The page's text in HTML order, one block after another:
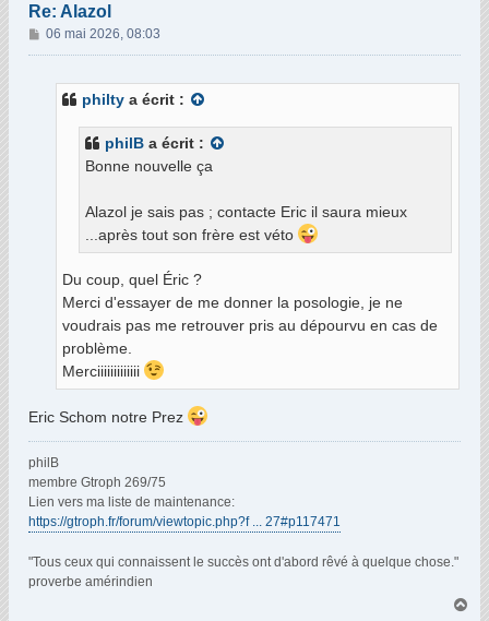
Re: Alazol
M
e
06 mai 2026, 08:03
philty a écrit :
philB a écrit :
Bonne nouvelle ça
Alazol je sais pas ; contacte Eric il saura mieux
...après tout son frère est véto
Du coup, quel Éric ?
Merci d'essayer de me donner la posologie, je ne
voudrais pas me retrouver pris au dépourvu en cas de
problème.
Merciiiiiiiiiiiii
Eric Schom notre Prez
philB
membre Gtroph 269/75
Lien vers ma liste de maintenance:
https://gtroph.fr/forum/viewtopic.php?f ... 27#p117471
"Tous ceux qui connaissent le succès ont d'abord rêvé à quelque chose."
proverbe amérindien